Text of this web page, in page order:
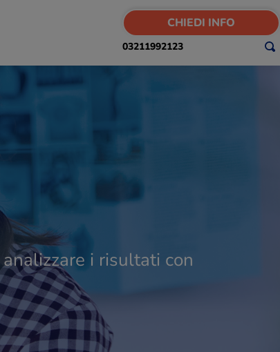
CHIEDI INFO
03211992123
i risultati con